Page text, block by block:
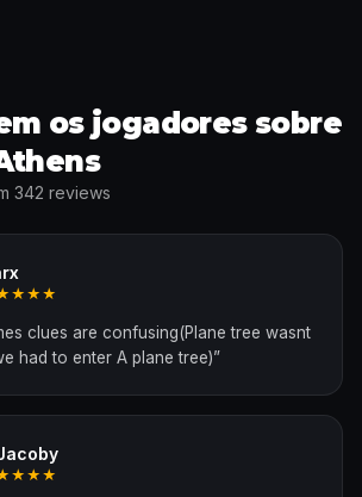
os jogadores sobre
342 reviews
clues are confusing(Plane tree wasnt
had to enter A plane tree)”